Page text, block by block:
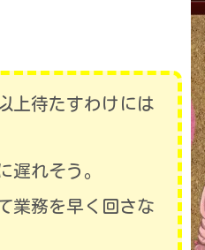
上待たすわけには
遅れそう。
業務を早く回さな